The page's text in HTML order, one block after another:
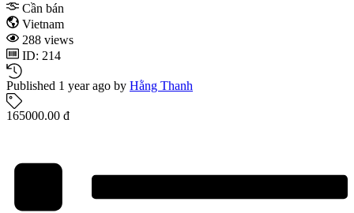
Cần bán
Vietnam
288 views
ID: 214
Published 1 year ago by Hằng Thanh
165000.00 đ